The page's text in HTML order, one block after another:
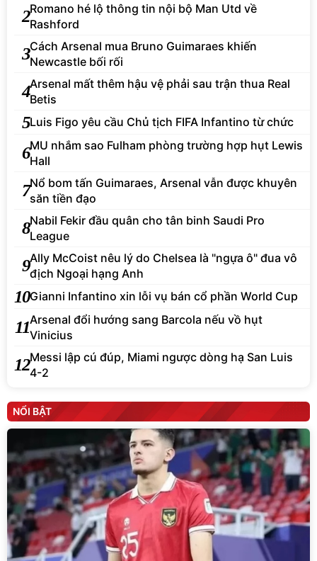
2Romano hé lộ thông tin nội bộ Man Utd về
Rashford
3Cách Arsenal mua Bruno Guimaraes khiến
Newcastle bối rối
4Arsenal mất thêm hậu vệ phải sau trận thua Real
Betis
5Luis Figo yêu cầu Chủ tịch FIFA Infantino từ chức
6MU nhắm sao Fulham phòng trường hợp hụt Lewis
Hall
7Nổ bom tấn Guimaraes, Arsenal vẫn được khuyên
săn tiền đạo
8Nabil Fekir đầu quân cho tân binh Saudi Pro
League
9Ally McCoist nêu lý do Chelsea là "ngựa ô" đua vô
địch Ngoại hạng Anh
10Gianni Infantino xin lỗi vụ bán cổ phần World Cup
11Arsenal đổi hướng sang Barcola nếu vồ hụt
Vinicius
12Messi lập cú đúp, Miami ngược dòng hạ San Luis
4-2
NỔI BẬT